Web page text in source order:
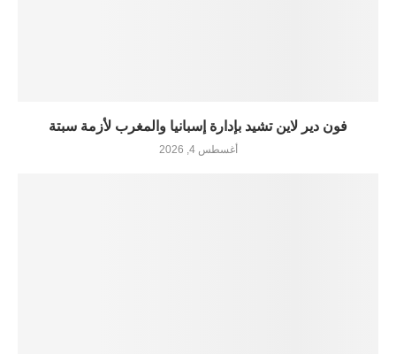
فون دير لاين تشيد بإدارة إسبانيا والمغرب لأزمة سبتة
أغسطس 4, 2026